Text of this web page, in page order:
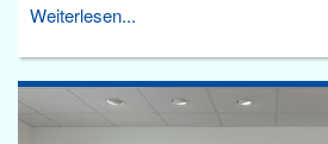
Weiterlesen...